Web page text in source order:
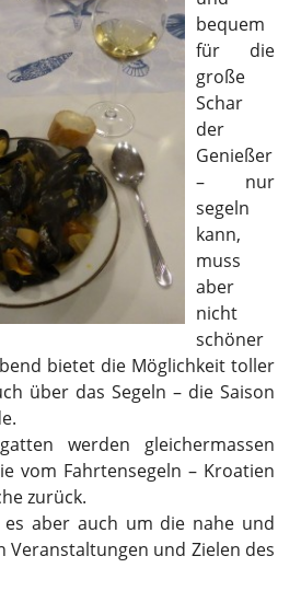
bequem
für die
große
Schar
der
Genießer
– nur
segeln
kann,
muss
aber
nicht
schöner
bietet die Möglichkeit toller
über das Segeln – die Saison
werden gleichermassen
vom Fahrtensegeln – Kroatien
zurück.
es aber auch um die nahe und
Veranstaltungen und Zielen des